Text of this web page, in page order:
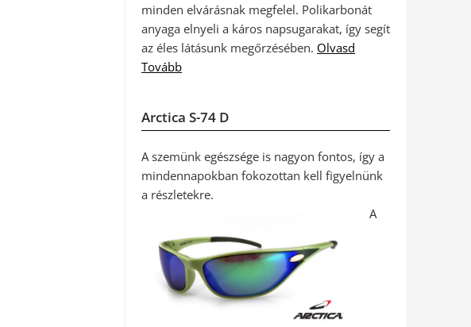
minden elvárásnak megfelel. Polikarbonát
anyaga elnyeli a káros napsugarakat, így segít
az éles látásunk megőrzésében. Olvasd
Tovább
Arctica S-74 D
A szemünk egészsége is nagyon fontos, így a
mindennapokban fokozottan kell figyelnünk
a részletekre.
A